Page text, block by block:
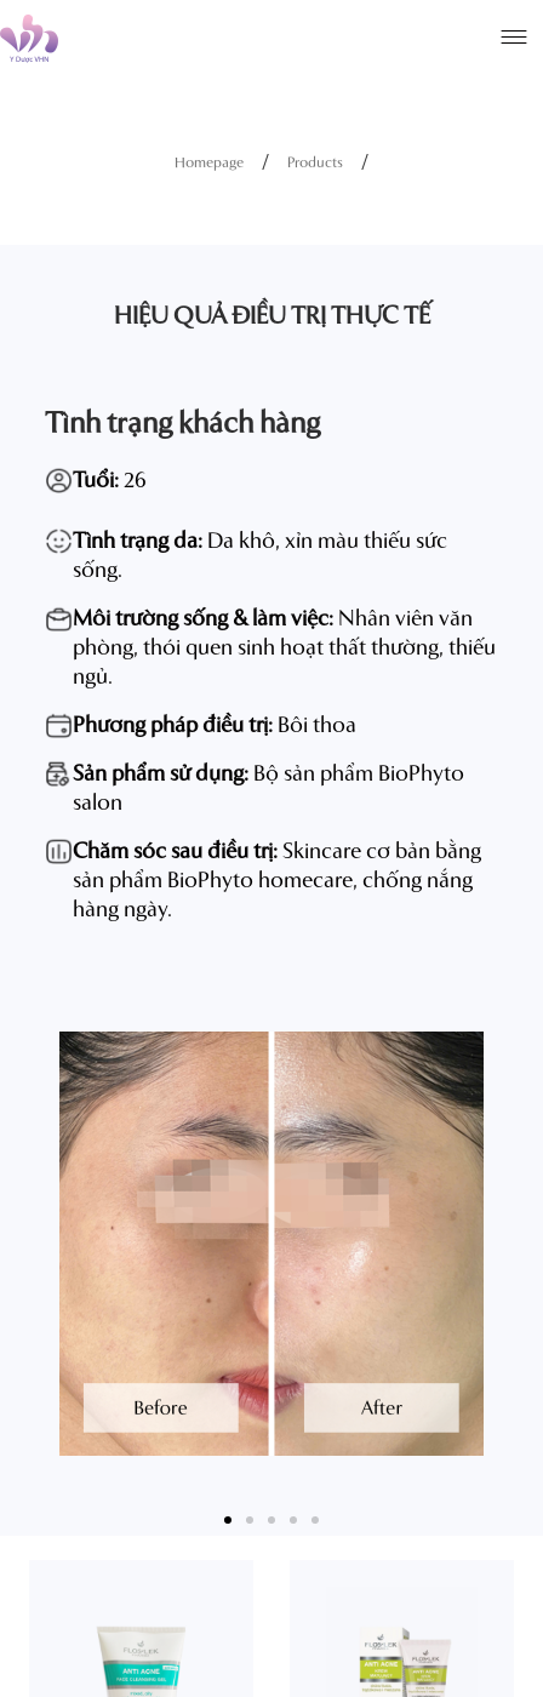
Homepage / Products /
HIỆU QUẢ ĐIỀU TRỊ THỰC TẾ
Tình trạng khách hàng
Tuổi:26
Tình trạng da:Da khô, xỉn màu thiếu sức
sống.
Môi trường sống & làm việc:Nhân viên văn
phòng, thói quen sinh hoạt thất thường, thiếu
ngủ.
Phương pháp điều trị:Bôi thoa
Sản phẩm sử dụng: Bộ sản phẩm BioPhyto
salon
Chăm sóc sau điều trị:Skincare cơ bản bằng
sản phẩm BioPhyto homecare, chống nắng
hàng ngày.